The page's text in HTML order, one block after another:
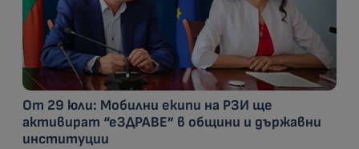
От 29 юли: Мобилни екипи на РЗИ ще
активират “еЗДРАВЕ” в общини и държавни
институции